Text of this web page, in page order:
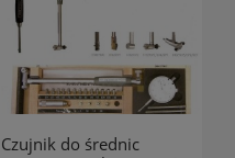
Czujnik do średnic